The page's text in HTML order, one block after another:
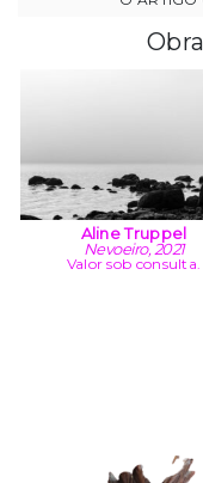
Aline Truppel
Nevoeiro, 2021
Valor sob consulta.